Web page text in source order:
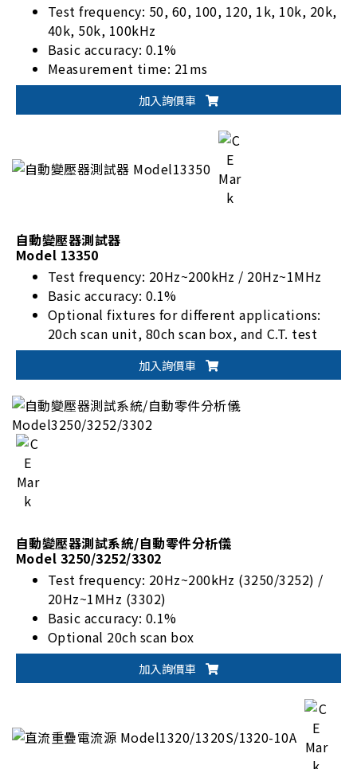
Test frequency: 50, 60, 100, 120, 1k, 10k, 20k,
40k, 50k, 100kHz
Basic accuracy: 0.1%
Measurement time: 21ms
Standard RS-232, GPIB, and Handler I/F
加入詢價車
自動變壓器測試器
Model 13350
Test frequency: 20Hz~200kHz / 20Hz~1MHz
Basic accuracy: 0.1%
Optional fixtures for different applications:
20ch scan unit, 80ch scan box, and C.T. test
fixture
Standard RS-232, USB storage I/F, optional
加入詢價車
自動變壓器測試系統/自動零件分析儀
Model 3250/3252/3302
Test frequency: 20Hz~200kHz (3250/3252) /
20Hz~1MHz (3302)
Basic accuracy: 0.1%
Optional 20ch scan box
Standard RS-232, Handler I/F, optional GPIB
I/F only for LCR function
加入詢價車